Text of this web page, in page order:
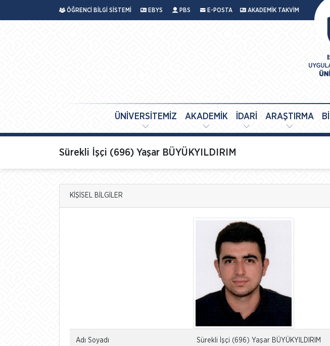
ÖĞRENCİ BİLGİ SİSTEMİ EBYS PBS E-POSTA AKADEMİK TAKVİM
ÜNİVERSİTEMİZ AKADEMİK İDARİ ARAŞTIRMA
Sürekli İşçi (696) Yaşar BÜYÜKYILDIRIM
KİŞİSEL BİLGİLER
Adı Soyadı Sürekli İşçi (696) Yaşar BÜYÜKYILDIRIM